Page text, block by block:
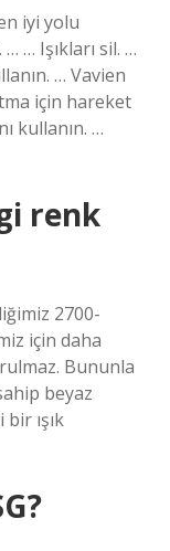
iyi yolu
… Işıkları sil. …
… Vavien
için hareket
kullanın. …
renk
2700-
için daha
Bununla
beyaz
ışık